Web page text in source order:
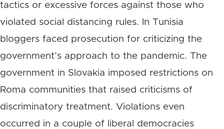
tactics or excessive forces against those who
violated social distancing rules. In Tunisia
bloggers faced prosecution for criticizing the
government’s approach to the pandemic. The
government in Slovakia imposed restrictions on
Roma communities that raised criticisms of
discriminatory treatment. Violations even
occurred in a couple of liberal democracies